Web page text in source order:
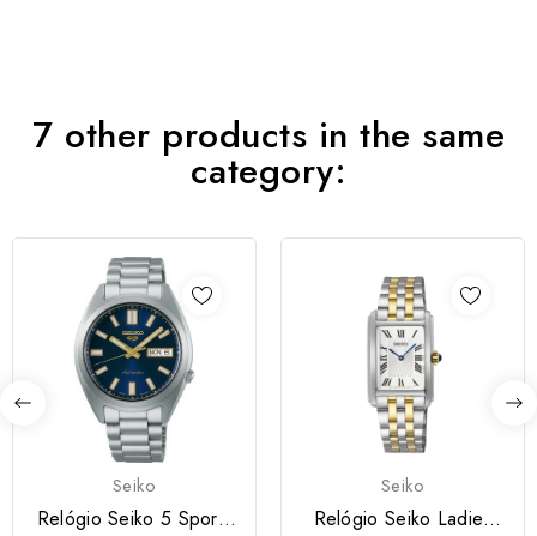
7 other products in the same
category:
Seiko
Relógio Seiko 5 Sports
Seiko
Relógio Seiko Ladies